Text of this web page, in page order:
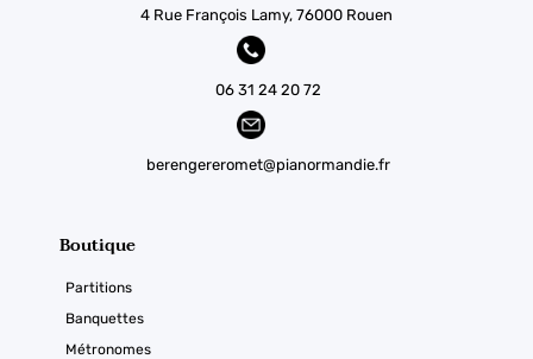
4 Rue François Lamy, 76000 Rouen
06 31 24 20 72
berengereromet@pianormandie.fr
Boutique
Partitions
Banquettes
Métronomes